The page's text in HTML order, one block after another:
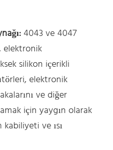
4043 ve 4047
elektronik
silikon içerikli
elektronik
ve diğer
için yaygın olarak
ve ısı